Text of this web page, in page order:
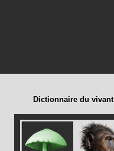
Dictionnaire du vivant